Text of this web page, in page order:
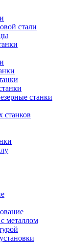
стали
станки
станков
металлом